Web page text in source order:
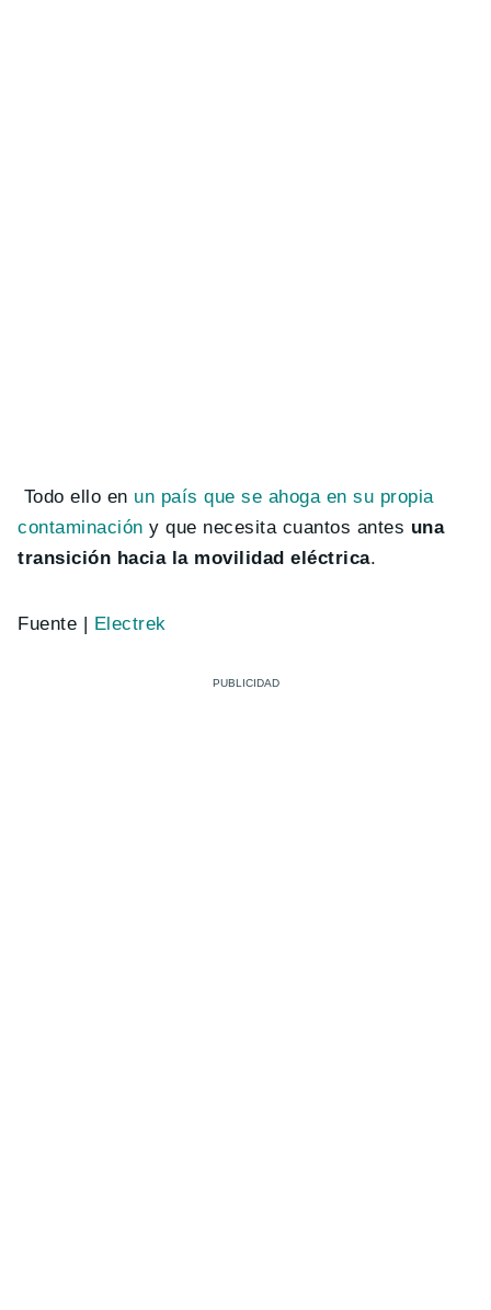
Todo ello en un país que se ahoga en su propia
contaminación y que necesita cuantos antes una
transición hacia la movilidad eléctrica.
Fuente | Electrek